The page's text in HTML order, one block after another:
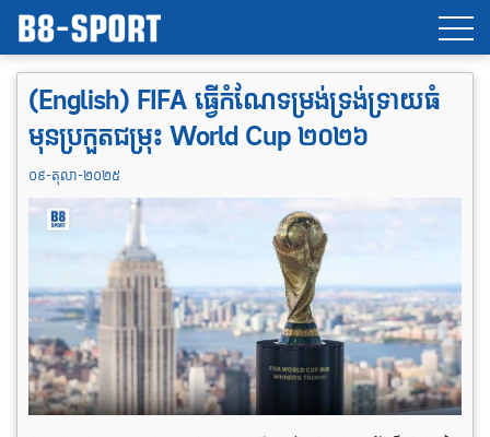
(English) FIFA ធ្វើកំណែទម្រង់ទ្រង់ទ្រាយធំ
មុនប្រកួតជម្រុះ World Cup ២០២៦
០៩-តុលា-២០២៥